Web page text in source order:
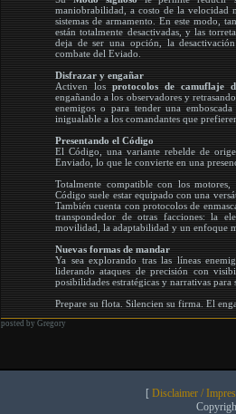
maniobrabilidad, a costo de la velocidad
sistemas de armamento. En este modo,
están totalmente desactivadas, y las
deja de ser una opción, la
combate del Eviado.
Disfrazar y engañar
Activen los protocolos de camuflaje
engañando a los observadores y
enemigos o para tender una
inigualable a los comandantes que
Presentando el Código
El Código, una variante rebelde de
Enviado, lo que le convierte en una
Totalmente compatible con los
Código suele estar equipado con una
También cuenta con protocolos de
transpondedor de otras facciones: la
movilidad, la adaptabilidad y un enfoque
Nuevas formas de mandar
Ya sea explorando tras las líneas
liderando ataques de precisión con
posibilidades estratégicas y narrativas
Prepare su flota. Silencien su firma. El
posted by Gregory
[ Disclaimer /